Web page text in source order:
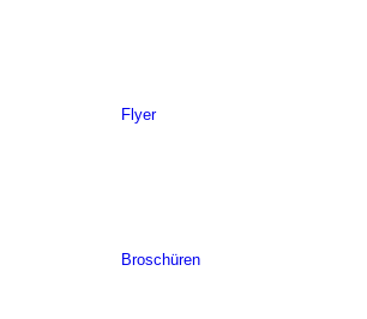
Flyer
Broschüren